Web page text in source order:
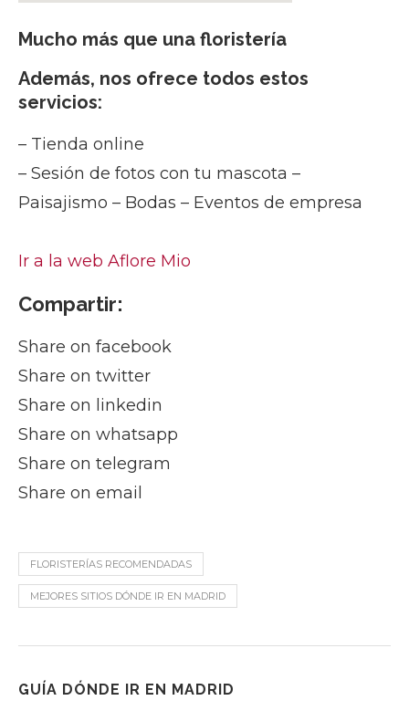
Mucho más que una floristería
Además, nos ofrece todos estos
servicios:
– Tienda online
– Sesión de fotos con tu mascota –
Paisajismo – Bodas – Eventos de empresa
Ir a la web Aflore Mio
Compartir:
Share on facebook
Share on twitter
Share on linkedin
Share on whatsapp
Share on telegram
Share on email
FLORISTERÍAS RECOMENDADAS
MEJORES SITIOS DÓNDE IR EN MADRID
GUÍA DÓNDE IR EN MADRID